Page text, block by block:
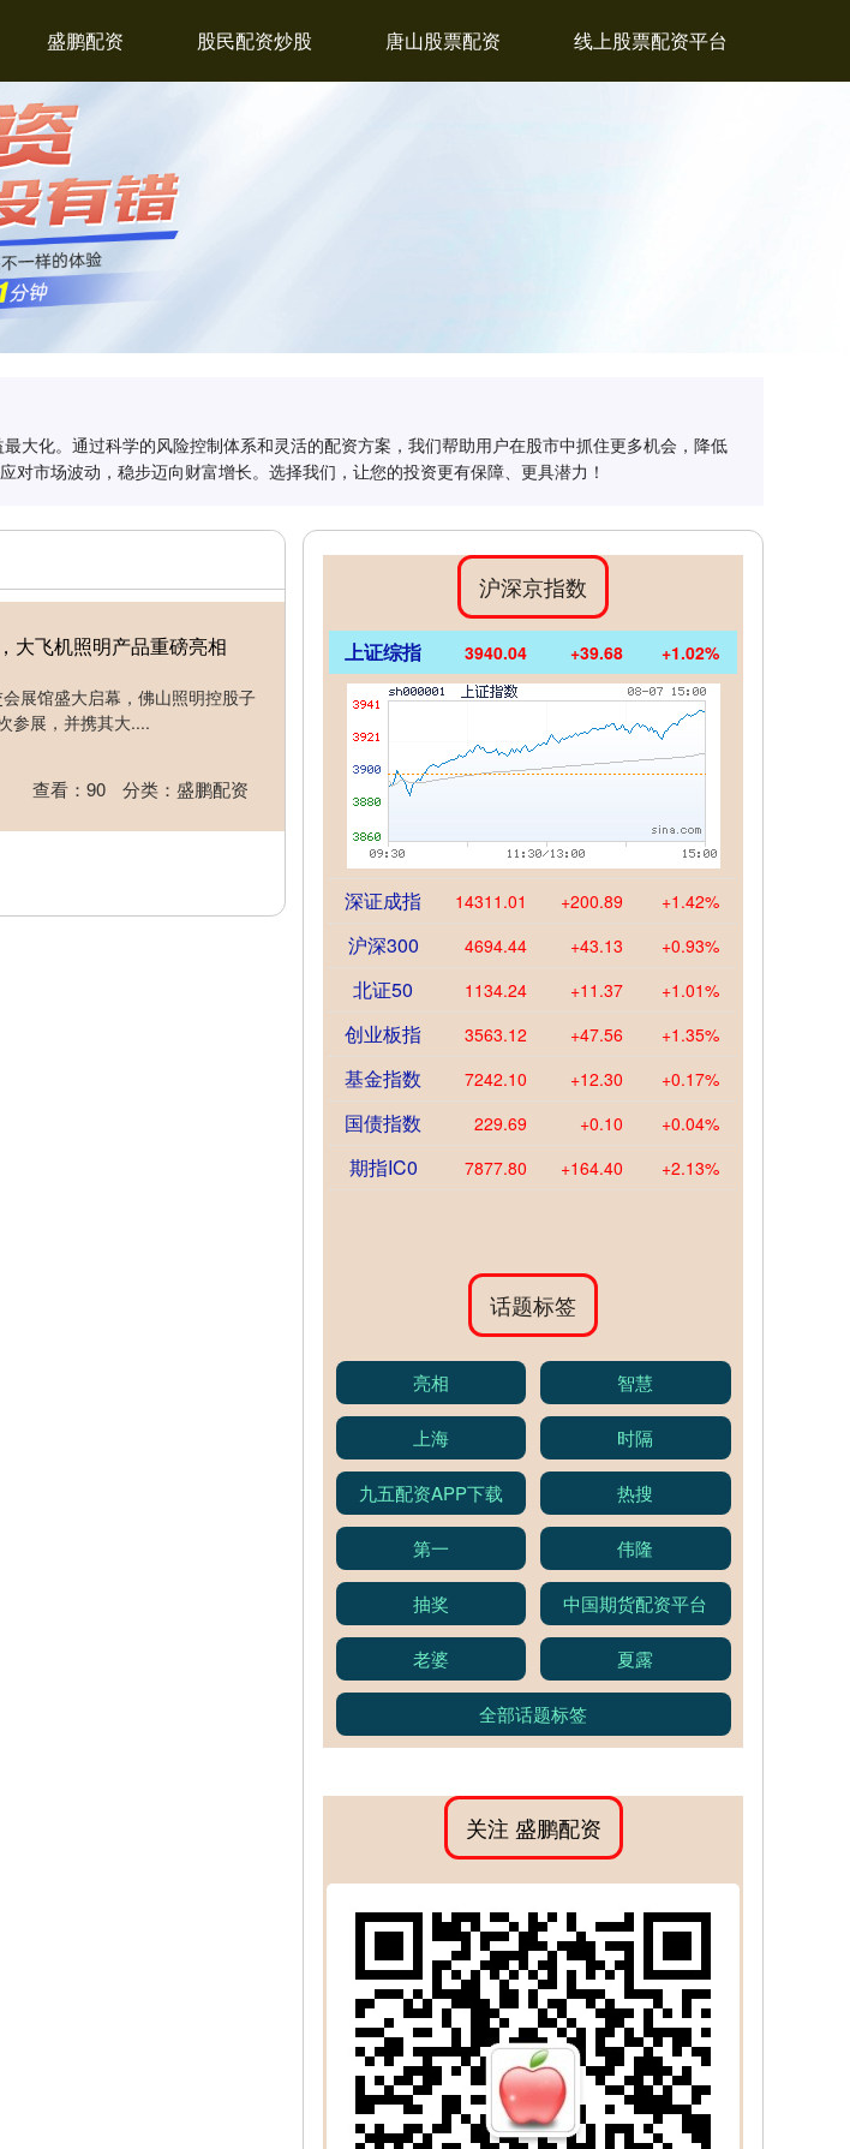
盛鹏配资 股民配资炒股 唐山股票配资 线上股票配资平台
大化。通过科学的风险控制体系和灵活的配资方案，我们帮助用户在股市中抓住更多机会，降低
市场波动，稳步迈向财富增长。选择我们，让您的投资更有保障、更具潜力！
大飞机照明产品重磅亮相
展馆盛大启幕，佛山照明控股子
参展，并携其大....
查看： 90 分类： 盛鹏配资
沪深京指数
上证综指 3940.04 +39.68 +1.02%
深证成指 14311.01 +200.89 +1.42%
沪深300 4694.44 +43.13 +0.93%
北证50 1134.24 +11.37 +1.01%
创业板指 3563.12 +47.56 +1.35%
基金指数 7242.10 +12.30 +0.17%
国债指数 229.69 +0.10 +0.04%
期指IC0 7877.80 +164.40 +2.13%
话题标签
亮相 智慧
上海 时隔
九五配资APP下载 热搜
第一 伟隆
抽奖 中国期货配资平台
老婆 夏露
全部话题标签
关注 盛鹏配资